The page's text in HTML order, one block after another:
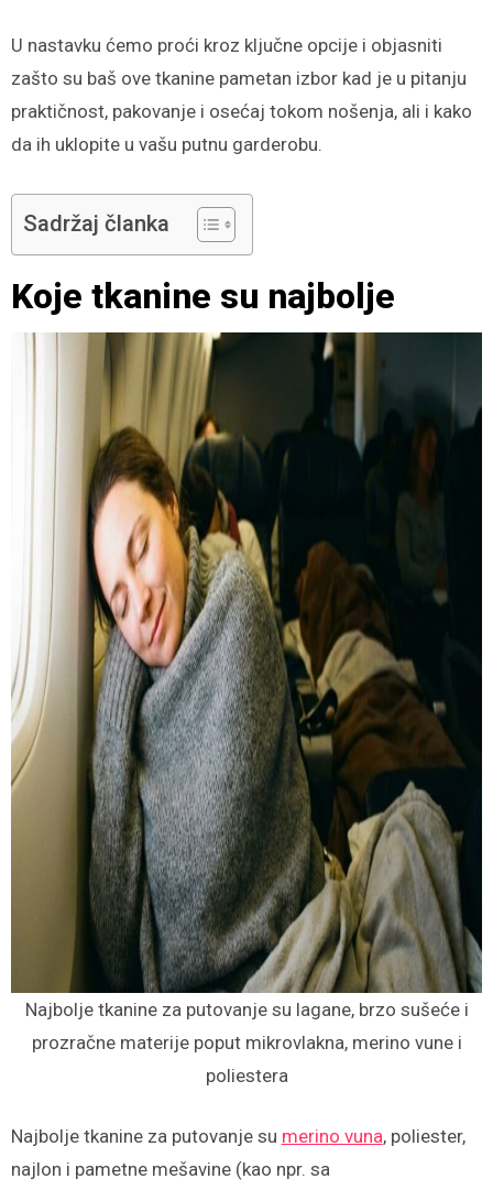
U nastavku ćemo proći kroz ključne opcije i objasniti
zašto su baš ove tkanine pametan izbor kad je u pitanju
praktičnost, pakovanje i osećaj tokom nošenja, ali i kako
da ih uklopite u vašu putnu garderobu.
Sadržaj članka
Koje tkanine su najbolje
Najbolje tkanine za putovanje su lagane, brzo sušeće i
prozračne materije poput mikrovlakna, merino vune i
poliestera
Najbolje tkanine za putovanje su merino vuna, poliester,
najlon i pametne mešavine (kao npr. sa